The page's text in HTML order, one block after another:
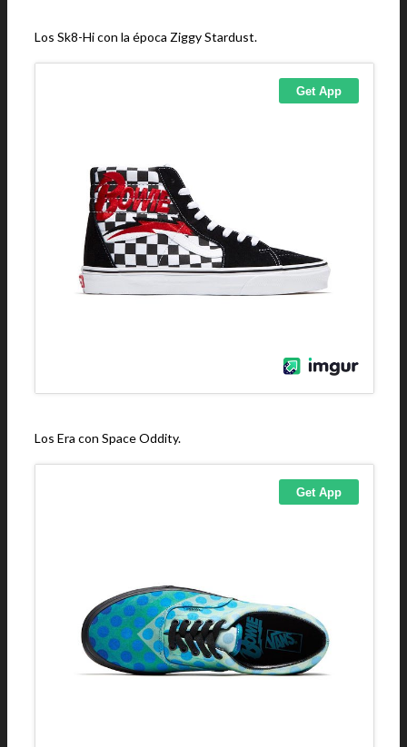
Los Sk8-Hi con la época Ziggy Stardust.
Los Era con Space Oddity.